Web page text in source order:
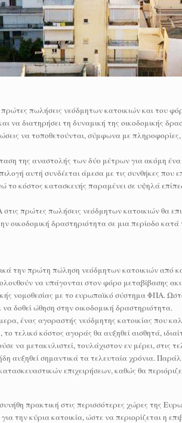
πωλήσεις νεόδμητων κατοικιών και του
να διατηρήσει τη δυναμική της οικοδομικής
να τοποθετούνται, σύμφωνα με πληροφορίες,
της αναστολής των δύο μέτρων για ακόμη
αυτή συνδέεται άμεσα με τις συνθήκες που
το κόστος κατασκευής παραμένει σε υψηλά
πρώτες πωλήσεις νεόδμητων κατοικιών θα
οικοδομική δραστηριότητα σε μια περίοδο
την πρώτη πώληση νεόδμητων κατοικιών από
να υπάγονται στον φόρο μεταβίβασης
νομοθεσίας με το ευρωπαϊκό σύστημα ΦΠΑ.
δοθεί ώθηση στην οικοδομική δραστηριότητα.
ένας αγοραστής νεόδμητης κατοικίας που
κόστος αγοράς θα αυξηθεί αισθητά,
να μετακυλιστεί, τουλάχιστον εν μέρει, στις
αυξηθεί σημαντικά τα τελευταία χρόνια.
επιχειρήσεων, καθώς θα
πρακτική στις περισσότερες χώρες της
την κύρια κατοικία, ώστε να περιορίζεται η